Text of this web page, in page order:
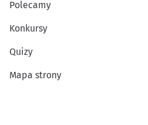
Polecamy
Konkursy
Quizy
Mapa strony